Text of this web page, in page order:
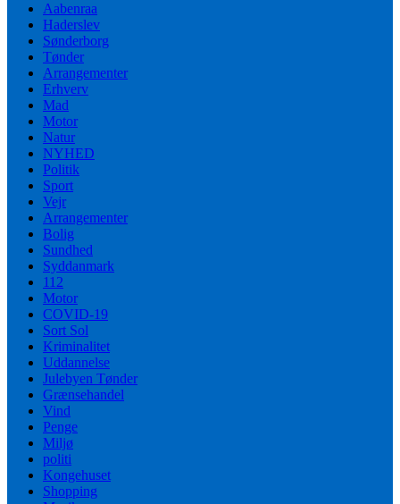
Aabenraa
Haderslev
Sønderborg
Tønder
Arrangementer
Erhverv
Mad
Motor
Natur
NYHED
Politik
Sport
Vejr
Arrangementer
Bolig
Sundhed
Syddanmark
112
Motor
COVID-19
Sort Sol
Kriminalitet
Uddannelse
Julebyen Tønder
Grænsehandel
Vind
Penge
Miljø
politi
Kongehuset
Shopping